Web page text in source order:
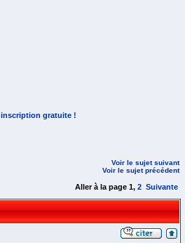
inscription gratuite !
Voir le sujet suivant
Voir le sujet précédent
Aller à la page 1, 2 Suivante